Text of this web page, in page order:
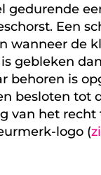
gedurende
Een
wanneer de
gebleken
behoren is
besloten tot
van het
logo (